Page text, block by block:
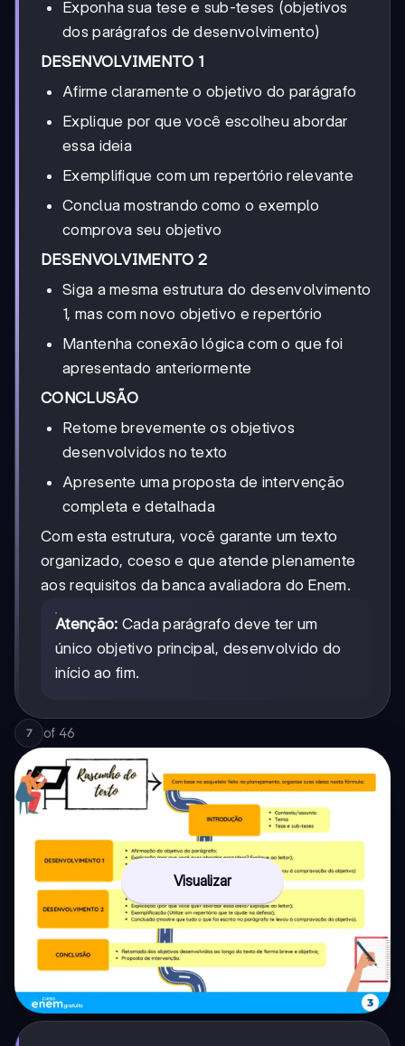
Exponha sua tese e sub-teses (objetivos
dos parágrafos de desenvolvimento)
DESENVOLVIMENTO 1
Afirme claramente o objetivo do parágrafo
Explique por que você escolheu abordar
essa ideia
Exemplifique com um repertório relevante
Conclua mostrando como o exemplo
comprova seu objetivo
DESENVOLVIMENTO 2
Siga a mesma estrutura do desenvolvimento
1, mas com novo objetivo e repertório
Mantenha conexão lógica com o que foi
apresentado anteriormente
CONCLUSÃO
Retome brevemente os objetivos
desenvolvidos no texto
Apresente uma proposta de intervenção
completa e detalhada
Com esta estrutura, você garante um texto
organizado, coeso e que atende plenamente
aos requisitos da banca avaliadora do Enem.
Atenção: Cada parágrafo deve ter um
único objetivo principal, desenvolvido do
início ao fim.
7 of 46
Visualizar